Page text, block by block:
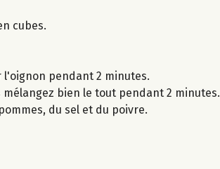
cubes.
l'oignon pendant 2 minutes.
bien le tout pendant 2 minutes.
du sel et du poivre.